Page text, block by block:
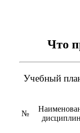
Что
Учебный
№